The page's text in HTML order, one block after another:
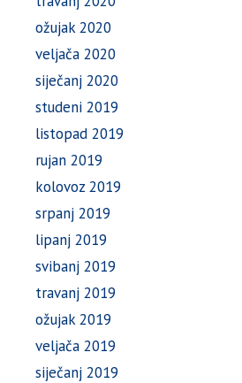
ožujak 2020
veljača 2020
siječanj 2020
studeni 2019
listopad 2019
rujan 2019
kolovoz 2019
srpanj 2019
lipanj 2019
svibanj 2019
travanj 2019
ožujak 2019
veljača 2019
siječanj 2019